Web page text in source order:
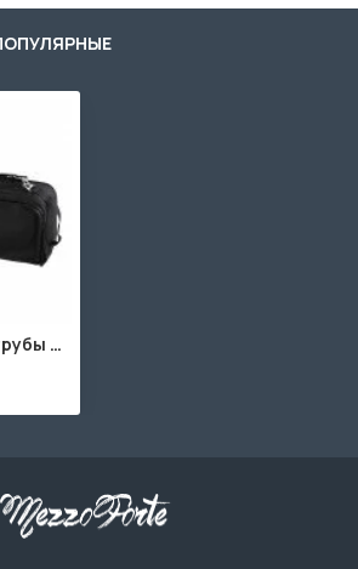
LTR2 Чехол для трубы полужесткий, Lutner